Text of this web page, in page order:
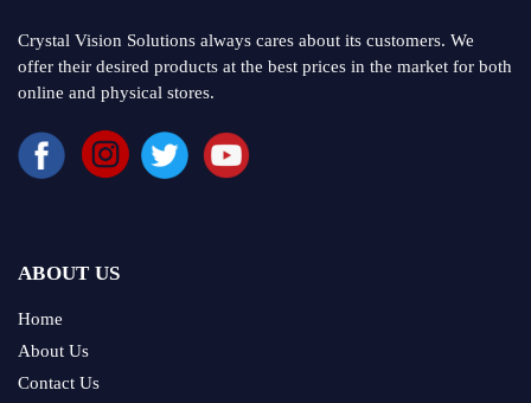
Crystal Vision Solutions always cares about its customers. We
offer their desired products at the best prices in the market for both
online and physical stores.
ABOUT US
Home
About Us
Contact Us